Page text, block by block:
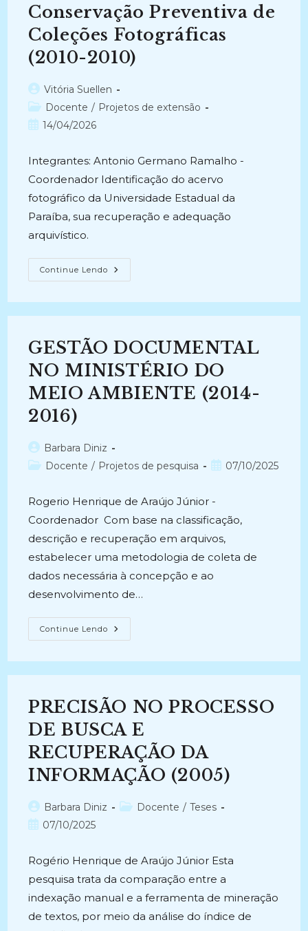
RS
–
FASE
1:
Triagem
E
Higienização
2023)
Conservação Preventiva de
Coleções Fotográficas
(2010-2010)
Autor
do
post:
Vitória Suellen
Categoria
do
Docente / Projetos de extensão
Post14/04/2026
Integrantes: Antonio Germano Ramalho -
Coordenador Identificação do acervo
fotográfico da Universidade Estadual da
Paraíba, sua recuperação e adequação
arquivístico.
Continue Lendo FOTOGRAFIA
E
Descrição
Preventiva
De
Coleções
Fotográficas
(2010-
2010)
GESTÃO DOCUMENTAL
NO MINISTÉRIO DO
MEIO AMBIENTE (2014-
2016)
Autor
do
Barbara Diniz
Categoria
Docente / Projetos de pesquisa
Post07/10/2025
Rogerio Henrique de Araújo Júnior -
Coordenador Com base na classificação,
descrição e recuperação em arquivos,
estabelecer uma metodologia de coleta de
dados necessária à concepção e ao
desenvolvimento de…
Continue Lendo GESTÃO
DOCUMENTAL
MEIO
(2014-
2016)
PRECISÃO NO PROCESSO
DE BUSCA E
RECUPERAÇÃO DA
INFORMAÇÃO (2005)
Autor
do
Barbara Diniz
Categoria
Docente / Teses
Post07/10/2025
Rogério Henrique de Araújo Júnior Esta
pesquisa trata da comparação entre a
indexação manual e a ferramenta de mineração
de textos, por meio da análise do índice de